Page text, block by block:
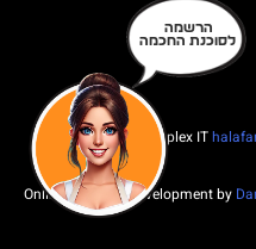
Online Business Development by
הרשמה
לסוכנת החכמה